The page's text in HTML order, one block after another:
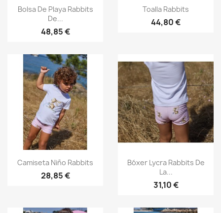
Vista rápida
Bolsa De Playa Rabbits
De...
48,85 €
Vista rápida
Toalla Rabbits
44,80 €
Vista rápida
Camiseta Niño Rabbits
28,85 €
Vista rápida
Bóxer Lycra Rabbits De
La...
31,10 €